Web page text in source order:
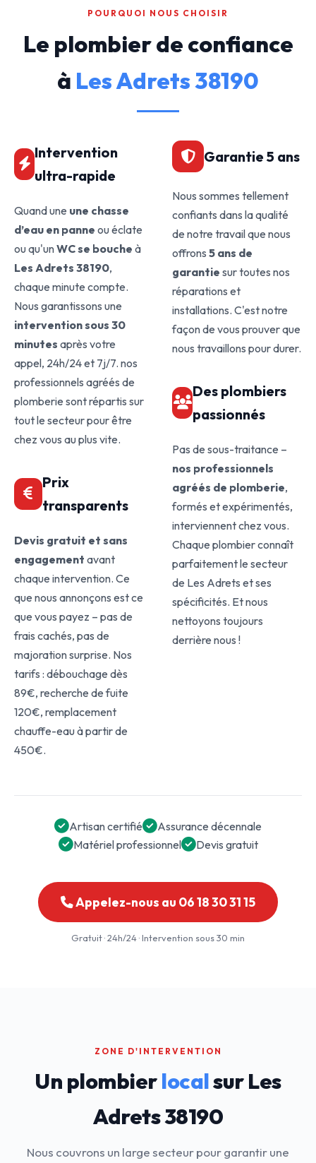
POURQUOI NOUS CHOISIR
Le plombier de confiance
à Les Adrets 38190
Intervention
ultra-rapide
Quand une une chasse
d’eau en panne ou éclate
ou qu'unWC se bouche à
Les Adrets 38190,
chaque minute compte.
Nous garantissons une
intervention sous 30
minutes après votre
appel, 24h/24 et 7j/7. nos
professionnels agréés de
plomberie sont répartis sur
tout le secteur pour être
chez vous au plus vite.
Prix
transparents
Devis gratuit et sans
engagement avant
chaque intervention. Ce
que nous annonçons est ce
que vous payez – pas de
frais cachés, pas de
majoration surprise. Nos
tarifs : débouchage dès
89€, recherche de fuite
120€, remplacement
chauffe-eau à partir de
450€.
Garantie 5 ans
Nous sommes tellement
confiants dans la qualité
de notre travail que nous
offrons 5 ans de
garantie sur toutes nos
réparations et
installations. C'est notre
façon de vous prouver que
nous travaillons pour durer.
Des plombiers
passionnés
Pas de sous-traitance –
nos professionnels
agréés de plomberie,
formés et expérimentés,
interviennent chez vous.
Chaque plombier connaît
parfaitement le secteur
de Les Adrets et ses
spécificités. Et nous
nettoyons toujours
derrière nous !
Artisan certifié
Assurance décennale
Matériel professionnel
Devis gratuit
Appelez-nous au 06 18 30 31 15
Gratuit · 24h/24 · Intervention sous 30 min
ZONE D'INTERVENTION
Un plombierlocalsur Les
Adrets 38190
Nous couvrons un large secteur pour garantir une